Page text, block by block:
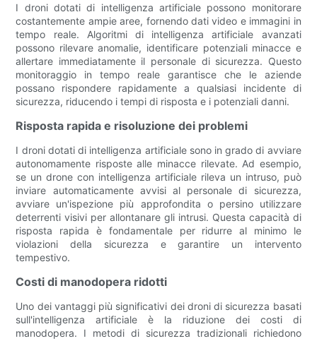
I droni dotati di intelligenza artificiale possono monitorare
costantemente ampie aree, fornendo dati video e immagini in
tempo reale. Algoritmi di intelligenza artificiale avanzati
possono rilevare anomalie, identificare potenziali minacce e
allertare immediatamente il personale di sicurezza. Questo
monitoraggio in tempo reale garantisce che le aziende
possano rispondere rapidamente a qualsiasi incidente di
sicurezza, riducendo i tempi di risposta e i potenziali danni.
Risposta rapida e risoluzione dei problemi
I droni dotati di intelligenza artificiale sono in grado di avviare
autonomamente risposte alle minacce rilevate. Ad esempio,
se un drone con intelligenza artificiale rileva un intruso, può
inviare automaticamente avvisi al personale di sicurezza,
avviare un'ispezione più approfondita o persino utilizzare
deterrenti visivi per allontanare gli intrusi. Questa capacità di
risposta rapida è fondamentale per ridurre al minimo le
violazioni della sicurezza e garantire un intervento
tempestivo.
Costi di manodopera ridotti
Uno dei vantaggi più significativi dei droni di sicurezza basati
sull'intelligenza artificiale è la riduzione dei costi di
manodopera. I metodi di sicurezza tradizionali richiedono